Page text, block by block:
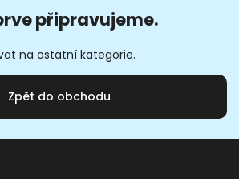
připravujeme.
na ostatní kategorie.
Zpět do obchodu